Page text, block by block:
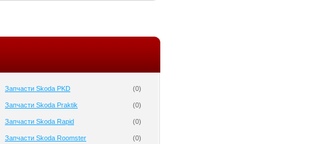
Запчасти Skoda PKD (0)
Запчасти Skoda Praktik (0)
Запчасти Skoda Rapid (0)
Запчасти Skoda Roomster (0)